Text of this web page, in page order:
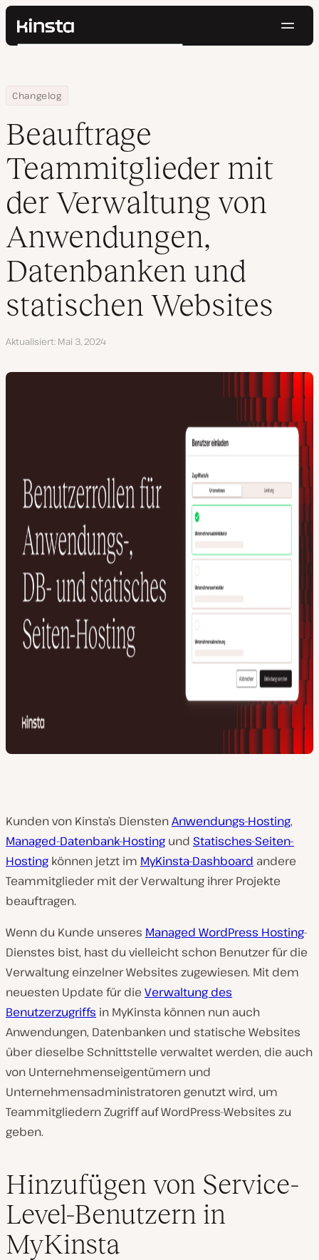
Kinsta®
Preise
Kontakt
Suchen
Home
Changelog
Beauftrage Teammitglieder mit der Verwaltung von
Beauftrage
Teammitglieder mit
der Verwaltung von
Anwendungen,
Datenbanken und
statischen Websites
Aktualisiert Mai 3, 2024
Kunden von Kinsta’s DienstenAnwendungs-Hosting,
Managed-Datenbank-Hosting und Statisches-Seiten-
Hosting können jetzt im MyKinsta-Dashboard andere
Teammitglieder mit der Verwaltung ihrer Projekte
beauftragen.
Wenn du Kunde unseres Managed WordPress Hosting-
Dienstes bist, hast du vielleicht schon Benutzer für die
Verwaltung einzelner Websites zugewiesen. Mit dem
neuesten Update für die Verwaltung des
Benutzerzugriffs in MyKinsta können nun auch
Anwendungen, Datenbanken und statische Websites
über dieselbe Schnittstelle verwaltet werden, die auch
von Unternehmenseigentümern und
Unternehmensadministratoren genutzt wird, um
Teammitgliedern Zugriff auf WordPress-Websites zu
geben.
Hinzufügen von Service-
Level-Benutzern in
MyKinsta